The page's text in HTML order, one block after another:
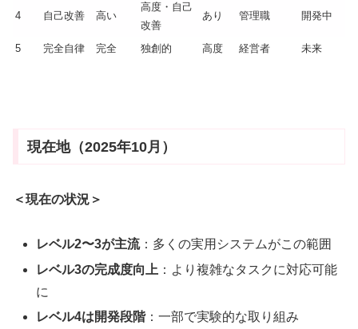
4 自己改善 高い
高度・自己
改善
あり 管理職 開発中
5 完全自律 完全 独創的 高度 経営者 未来
現在地（2025年10月）
＜現在の状況＞
レベル2〜3が主流：多くの実用システムがこの範囲
レベル3の完成度向上 ：より複雑なタスクに対応可能
に
レベル4は開発段階：一部で実験的な取り組み